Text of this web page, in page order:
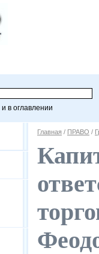
и в оглавлении
Главная / ПРАВО /